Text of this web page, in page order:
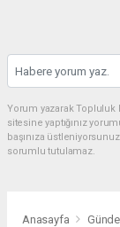
Yorum yazarak Topluluk
sitesine yaptığınız
başınıza
sorumlu tutulamaz.
Anasayfa